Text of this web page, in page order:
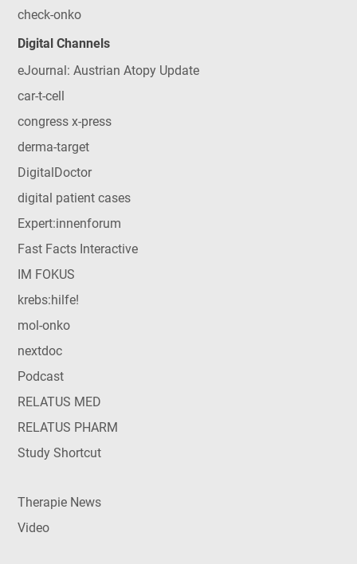
check-onko
Digital Channels
eJournal: Austrian Atopy Update
car-t-cell
congress x-press
derma-target
DigitalDoctor
digital patient cases
Expert:innenforum
Fast Facts Interactive
IM FOKUS
krebs:hilfe!
mol-onko
nextdoc
Podcast
RELATUS MED
RELATUS PHARM
Study Shortcut
Therapie News
Video